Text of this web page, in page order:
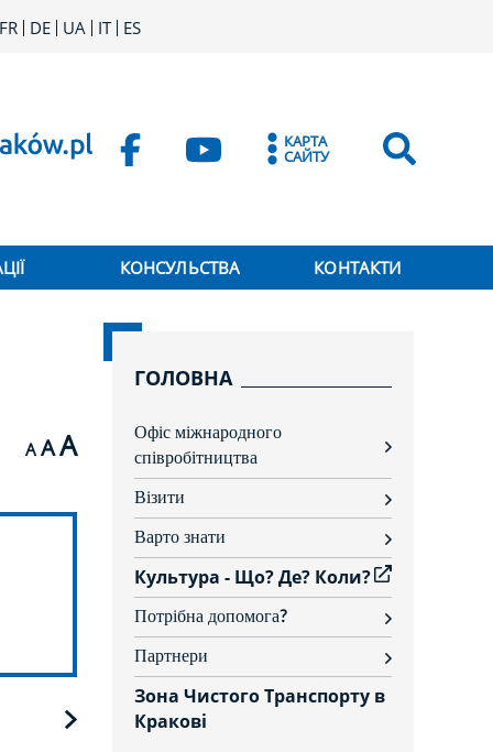
FR DE UA IT ES
КАРТА
САЙТУ
КОНСУЛЬСТВА КОНТАКТИ
A AA
ГОЛОВНА
Офіс міжнародного
співробітництва
rozwiń
Візити
rozwiń
Варто знати
rozwiń
Культура - Що? Де? Коли?
Потрібна допомога?
rozwiń
Партнери
rozwiń
Зона Чистого Транспорту в
Кракові